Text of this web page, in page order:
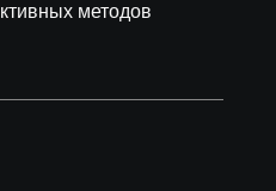
методов